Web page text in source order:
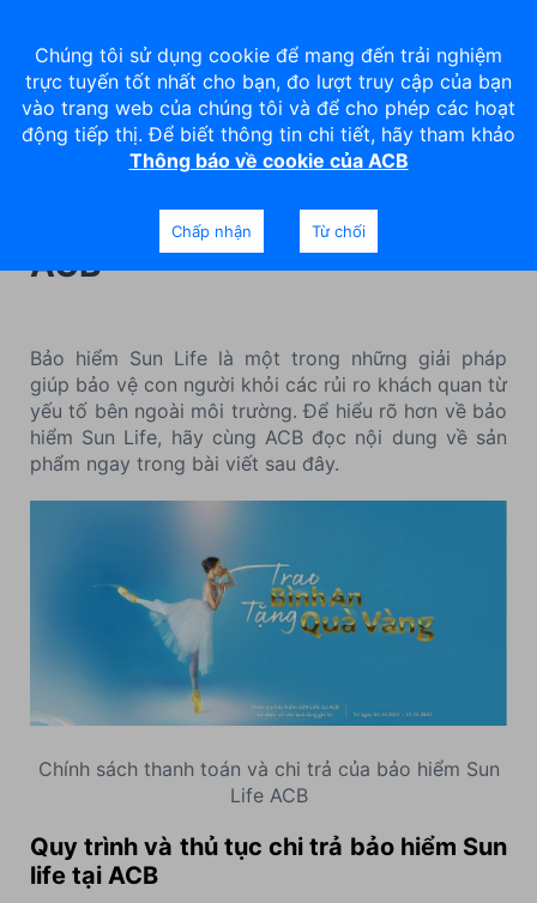
Chính sách thanh toán và chi
trả của bảo hiểm Sun Life
ACB
Bảo hiểm Sun Life là một trong những giải pháp
giúp bảo vệ con người khỏi các rủi ro khách quan từ
yếu tố bên ngoài môi trường. Để hiểu rõ hơn về bảo
hiểm Sun Life, hãy cùng ACB đọc nội dung về sản
phẩm ngay trong bài viết sau đây.
Chính sách thanh toán và chi trả của bảo hiểm Sun
Life ACB
Quy trình và thủ tục chi trả bảo hiểm Sun
life tại ACB
Chúng tôi sử dụng cookie để mang đến trải nghiệm
trực tuyến tốt nhất cho bạn, đo lượt truy cập của bạn
vào trang web của chúng tôi và để cho phép các hoạt
động tiếp thị. Để biết thông tin chi tiết, hãy tham khảo
Thông báo về cookie của ACB
Chấp nhận Từ chối